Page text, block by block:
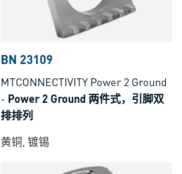
BN 23109
MTCONNECTIVITY Power 2 Ground
- Power 2 Ground 两件式，引脚双
排排列
黄铜, 镀锡